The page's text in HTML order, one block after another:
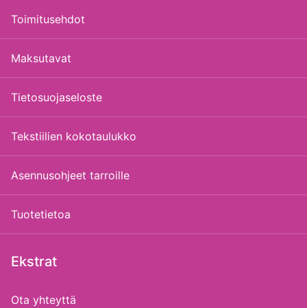
Toimitusehdot
Maksutavat
Tietosuojaseloste
Tekstiilien kokotaulukko
Asennusohjeet tarroille
Tuotetietoa
Ekstrat
Ota yhteyttä